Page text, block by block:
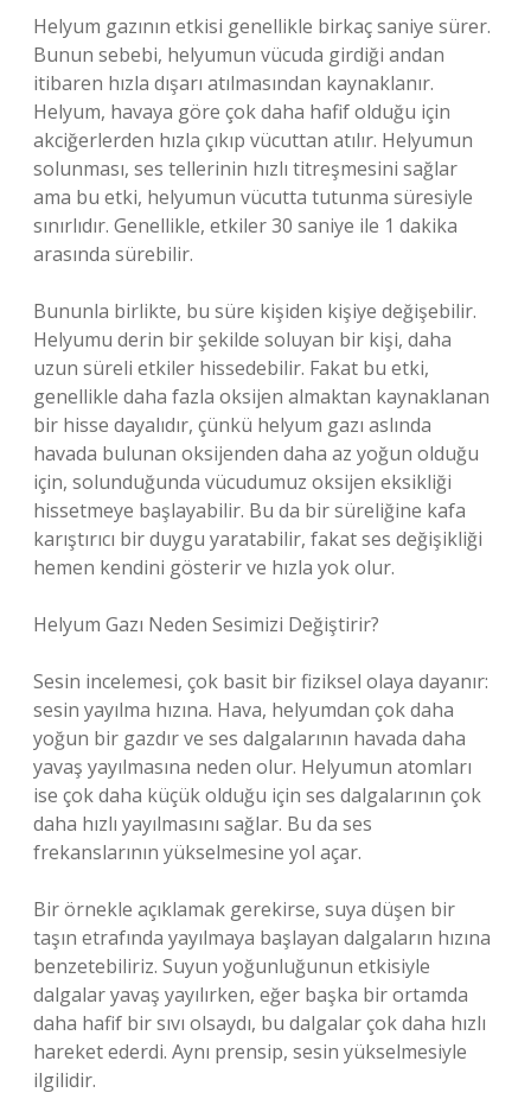
Helyum gazının etkisi genellikle birkaç saniye sürer.
Bunun sebebi, helyumun vücuda girdiği andan
itibaren hızla dışarı atılmasından kaynaklanır.
Helyum, havaya göre çok daha hafif olduğu için
akciğerlerden hızla çıkıp vücuttan atılır. Helyumun
solunması, ses tellerinin hızlı titreşmesini sağlar
ama bu etki, helyumun vücutta tutunma süresiyle
sınırlıdır. Genellikle, etkiler 30 saniye ile 1 dakika
arasında sürebilir.
Bununla birlikte, bu süre kişiden kişiye değişebilir.
Helyumu derin bir şekilde soluyan bir kişi, daha
uzun süreli etkiler hissedebilir. Fakat bu etki,
genellikle daha fazla oksijen almaktan kaynaklanan
bir hisse dayalıdır, çünkü helyum gazı aslında
havada bulunan oksijenden daha az yoğun olduğu
için, solunduğunda vücudumuz oksijen eksikliği
hissetmeye başlayabilir. Bu da bir süreliğine kafa
karıştırıcı bir duygu yaratabilir, fakat ses değişikliği
hemen kendini gösterir ve hızla yok olur.
Helyum Gazı Neden Sesimizi Değiştirir?
Sesin incelemesi, çok basit bir fiziksel olaya dayanır:
sesin yayılma hızına. Hava, helyumdan çok daha
yoğun bir gazdır ve ses dalgalarının havada daha
yavaş yayılmasına neden olur. Helyumun atomları
ise çok daha küçük olduğu için ses dalgalarının çok
daha hızlı yayılmasını sağlar. Bu da ses
frekanslarının yükselmesine yol açar.
Bir örnekle açıklamak gerekirse, suya düşen bir
taşın etrafında yayılmaya başlayan dalgaların hızına
benzetebiliriz. Suyun yoğunluğunun etkisiyle
dalgalar yavaş yayılırken, eğer başka bir ortamda
daha hafif bir sıvı olsaydı, bu dalgalar çok daha hızlı
hareket ederdi. Aynı prensip, sesin yükselmesiyle
ilgilidir.